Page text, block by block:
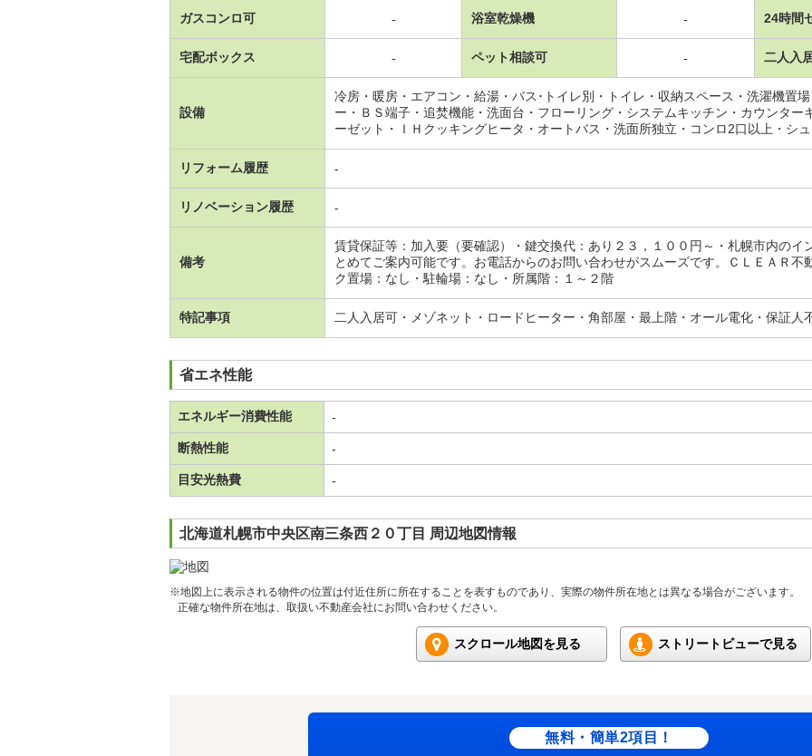
ガスコンロ可 - 浴室乾燥機 - 24時間
宅配ボックス - ペット相談可 - 二人入
設備
冷房・暖房・エアコン・給湯・バス･トイレ別・トイレ・収納スペース・洗濯機置
ー・ＢＳ端子・追焚機能・洗面台・フローリング・システムキッチン・カウンター
ーゼット・ＩＨクッキングヒータ・オートバス・洗面所独立・コンロ2口以上・シ
リフォーム履歴 -
リノベーション履歴 -
備考
賃貸保証等：加入要（要確認）・鍵交換代：あり２３，１００円～・札幌市内のイ
とめてご案内可能です。お電話からのお問い合わせがスムーズです。ＣＬＥＡＲ
ク置場：なし・駐輪場：なし・所属階：１～２階
特記事項 二人入居可・メゾネット・ロードヒーター・角部屋・最上階・オール電化・保証人
省エネ性能
エネルギー消費性能 -
断熱性能 -
目安光熱費 -
北海道札幌市中央区南三条西２０丁目 周辺地図情報
※地図上に表示される物件の位置は付近住所に所在することを表すものであり、実際の物件所在地とは異なる場合がございます。
正確な物件所在地は、取扱い不動産会社にお問い合わせください。
スクロール地図を見る ストリートビューで見る
無料・簡単2項目！